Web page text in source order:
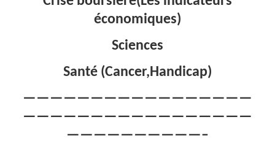
économiques)
Sciences
Santé (Cancer,Handicap)
—————————————————
—————————————————
——————————–